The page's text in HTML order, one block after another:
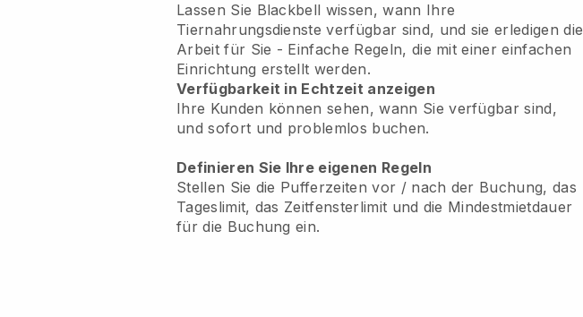
Lassen Sie Blackbell wissen, wann Ihre
Tiernahrungsdienste verfügbar sind, und sie erledigen die
Arbeit für Sie - Einfache Regeln, die mit einer einfachen
Einrichtung erstellt werden.
Verfügbarkeit in Echtzeit anzeigen
Ihre Kunden können sehen, wann Sie verfügbar sind,
und sofort und problemlos buchen.
Definieren Sie Ihre eigenen Regeln
Stellen Sie die Pufferzeiten vor / nach der Buchung, das
Tageslimit, das Zeitfensterlimit und die Mindestmietdauer
für die Buchung ein.